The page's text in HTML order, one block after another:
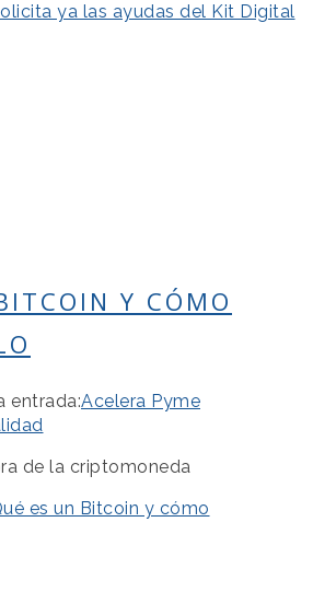
ya las ayudas del Kit Digital
Y CÓMO
entrada:Acelera Pyme
de la criptomoneda
es un Bitcoin y cómo